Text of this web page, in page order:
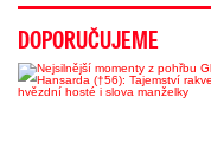
DOPORUČUJEME